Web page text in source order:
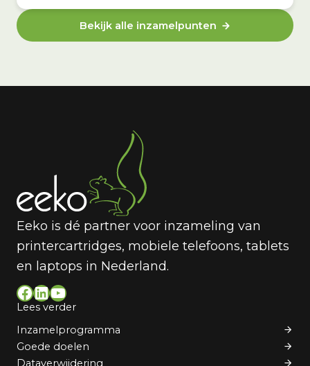
Bekijk alle inzamelpunten
Eeko is dé partner voor inzameling van
printercartridges, mobiele telefoons, tablets
en laptops in Nederland.
Facebook LinkedIn YouTube
Lees verder
Inzamelprogramma
Goede doelen